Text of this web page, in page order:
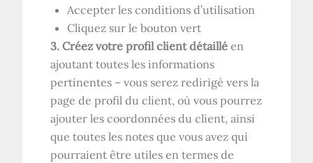
Accepter les conditions d’utilisation
Cliquez sur le bouton vert
3. Créez votre profil client détailléen
ajoutant toutes les informations
pertinentes – vous serez redirigé vers la
page de profil du client, où vous pourrez
ajouter les coordonnées du client, ainsi
que toutes les notes que vous avez qui
pourraient être utiles en termes de